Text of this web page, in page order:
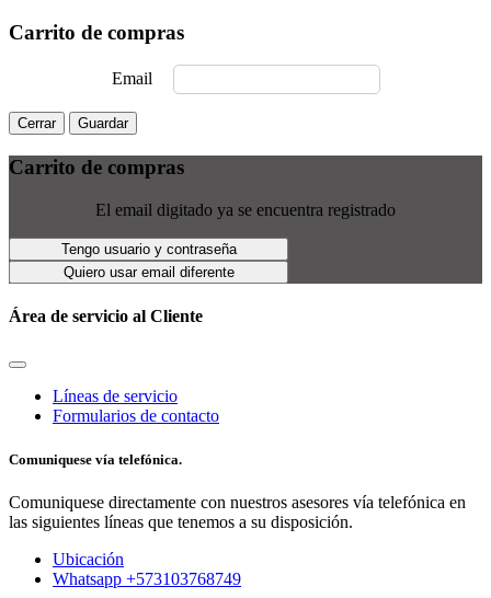
Carrito de compras
Email
Cerrar Guardar
Carrito de compras
El email digitado ya se encuentra registrado
Tengo usuario y contraseña
Quiero usar email diferente
Área de servicio al Cliente
Líneas de servicio
Formularios de contacto
Comuniquese vía telefónica.
Comuniquese directamente con nuestros asesores vía telefónica en
las siguientes líneas que tenemos a su disposición.
Ubicación
Whatsapp +573103768749